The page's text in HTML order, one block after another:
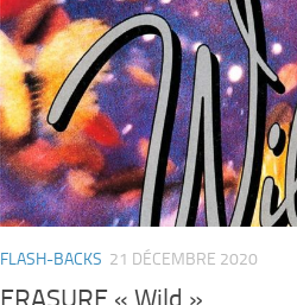
FLASH-BACKS 21 DÉCEMBRE 2020
ERASURE « Wild »